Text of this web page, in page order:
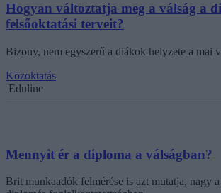
Hogyan változtatja meg a válság a
felsőoktatási terveit?
Bizony, nem egyszerű a diákok helyzete a mai
Közoktatás
Eduline
Mennyit ér a diploma a válságban?
Brit munkaadók felmérése is azt mutatja, nagy a